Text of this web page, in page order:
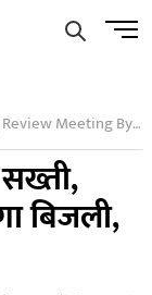
Menu
Meeting By Minister
सख्ती,
बिजली,